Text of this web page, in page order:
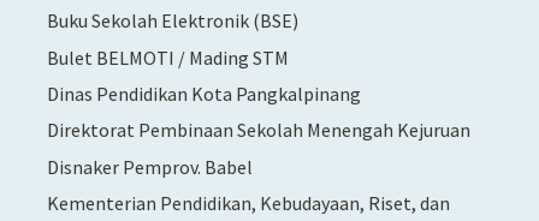
Buku Sekolah Elektronik (BSE)
Bulet BELMOTI / Mading STM
Dinas Pendidikan Kota Pangkalpinang
Direktorat Pembinaan Sekolah Menengah Kejuruan
Disnaker Pemprov. Babel
Kementerian Pendidikan, Kebudayaan, Riset, dan